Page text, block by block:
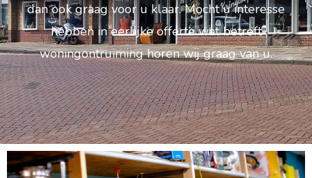
dan ook graag voor u klaar. Mocht u interesse
hebben in eerlijke offerte wat betreft
woningontruiming horen wij graag van u.